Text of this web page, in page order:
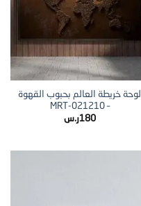
لوحة خريطة العالم بحبوب القهوة
– MRT-021210
180ر.س